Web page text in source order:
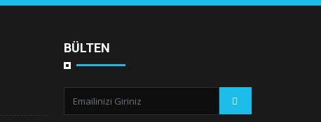
BÜLTEN